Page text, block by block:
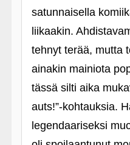
satunnaisella
liikaakin.
tehnyt terää, mutta
ainakin mainiota
tässä silti aika
auts!”-kohtauksia.
legendaariseksi